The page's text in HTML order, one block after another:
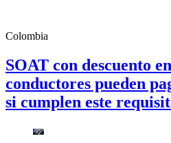
Colombia
SOAT con descuento
conductores pueden
si cumplen este